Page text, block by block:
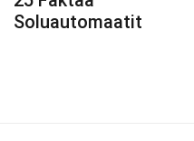
Soluautomaatit